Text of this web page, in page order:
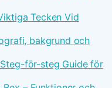
Tecken Vid
bakgrund och
för-steg Guide för